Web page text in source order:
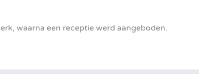
waarna een receptie werd aangeboden.